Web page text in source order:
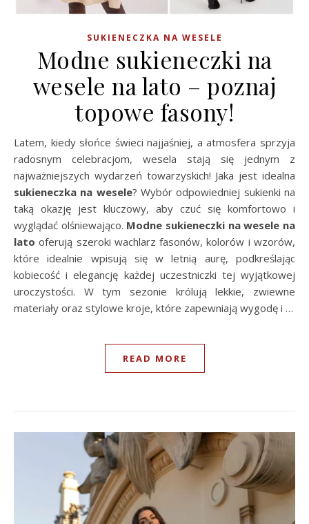
SUKIENECZKA NA WESELE
Modne sukieneczki na
wesele na lato – poznaj
topowe fasony!
Latem, kiedy słońce świeci najjaśniej, a atmosfera sprzyja
radosnym celebracjom, wesela stają się jednym z
najważniejszych wydarzeń towarzyskich! Jaka jest idealna
sukieneczka na wesele? Wybór odpowiedniej sukienki na
taką okazję jest kluczowy, aby czuć się komfortowo i
wyglądać olśniewająco. Modne sukieneczki na wesele na
lato oferują szeroki wachlarz fasonów, kolorów i wzorów,
które idealnie wpisują się w letnią aurę, podkreślając
kobiecość i elegancję każdej uczestniczki tej wyjątkowej
uroczystości. W tym sezonie królują lekkie, zwiewne
materiały oraz stylowe kroje, które zapewniają wygodę i …
READ MORE